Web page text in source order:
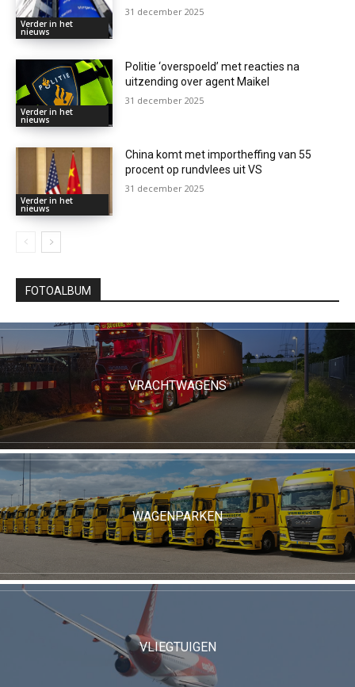
Verder in het
nieuws
31 december 2025
Verder in het
nieuws
Politie ‘overspoeld’ met reacties na
uitzending over agent Maikel
31 december 2025
Verder in het
nieuws
China komt met importheffing van 55
procent op rundvlees uit VS
31 december 2025
FOTOALBUM
VRACHTWAGENS
WAGENPARKEN
VLIEGTUIGEN